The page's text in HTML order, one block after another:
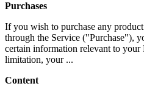
Purchases
If you wish to purchase any
through the Service ("Purchase"),
certain information relevant to
limitation, your ...
Content